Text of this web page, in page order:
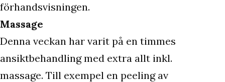
förhandsvisningen.
Massage
Denna veckan har varit på en timmes
ansiktbehandling med extra allt inkl.
massage. Till exempel en peeling av